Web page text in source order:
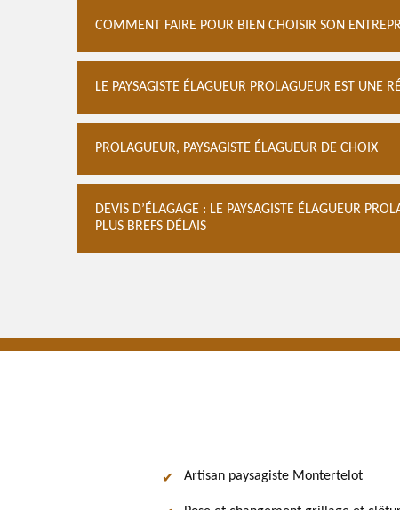
COMMENT FAIRE POUR BIEN CHOISIR SON
LE PAYSAGISTE ÉLAGUEUR PROLAGUEUR EST UNE
PROLAGUEUR, PAYSAGISTE ÉLAGUEUR DE CHOIX
DEVIS D’ÉLAGAGE : LE PAYSAGISTE ÉLAGUEUR
PLUS BREFS DÉLAIS
Artisan paysagiste Montertelot